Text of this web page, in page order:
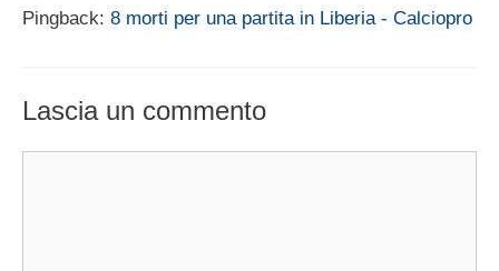
Pingback: 8 morti per una partita in Liberia - Calciopro
Lascia un commento